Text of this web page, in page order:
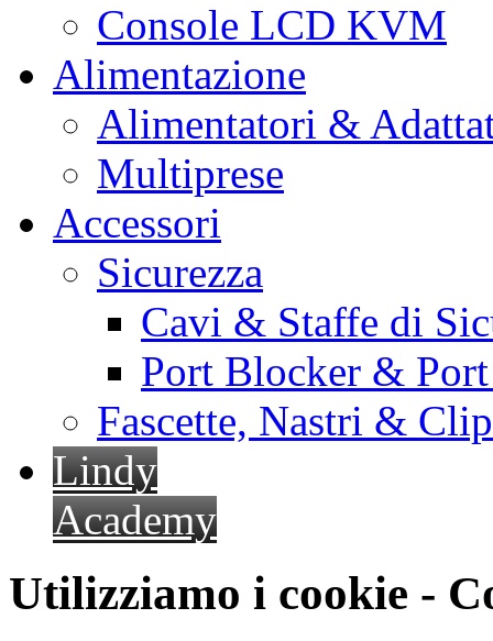
Console LCD KVM
Alimentazione
Alimentatori &
Multiprese
Accessori
Sicurezza
Cavi & Staffe di
Port Blocker &
Fascette, Nastri &
Lindy
Academy
Utilizziamo i cookie -